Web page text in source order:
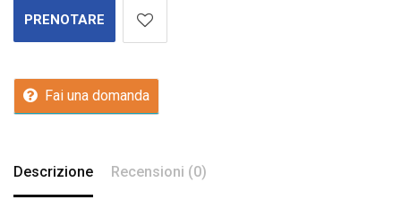
PRENOTARE
Fai una domanda
Descrizione Recensioni (0)